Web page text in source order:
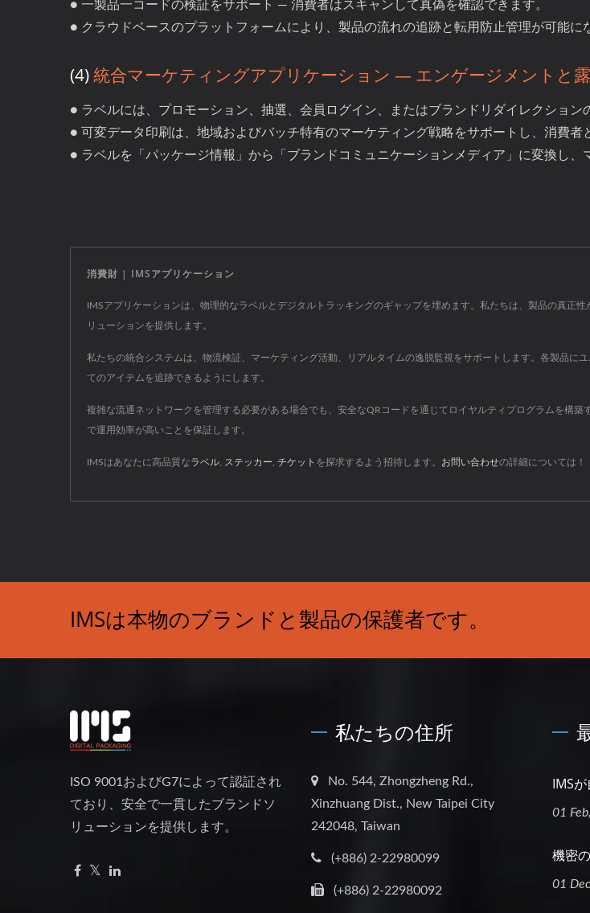
● 一製品一コードの検証をサポート — 消費者はスキャンして真偽を確認できます。
● クラウドベースのプラットフォームにより、製品の流れの追跡と転用防止管理が可能に
(4)統合マーケティングアプリケーション — エンゲージメントと
● ラベルには、プロモーション、抽選、会員ログイン、またはブランドリダイレクション
● 可変データ印刷は、地域およびバッチ特有のマーケティング戦略をサポートし、消費者
● ラベルを「パッケージ情報」から「ブランドコミュニケーションメディア」に変換し、
消費財 | IMSアプリケーション
IMSアプリケーションは、物理的なラベルとデジタルトラッキングのギャップを埋めます。私たちは、製品の真正
リューションを提供します。
私たちの統合システムは、物流検証、マーケティング活動、リアルタイムの逸脱監視をサポートします。各製品
てのアイテムを追跡できるようにします。
複雑な流通ネットワークを管理する必要がある場合でも、安全なQRコードを通じてロイヤルティプログラムを構
で運用効率が高いことを保証します。
IMSはあなたに高品質なラベル ステッカー チケット を探求するよう招待します。 お問い合わせの詳細については！
IMSは本物のブランドと製品の保護者です。
ISO 9001およびG7によって認証され
ており、安全で一貫したブランドソ
リューションを提供します。
私たちの住所
No. 544, Zhongzheng Rd.,
Xinzhuang Dist., New Taipei City
242048, Taiwan
(+886) 2-22980099
(+886) 2-22980092
IMS
01
機密
01